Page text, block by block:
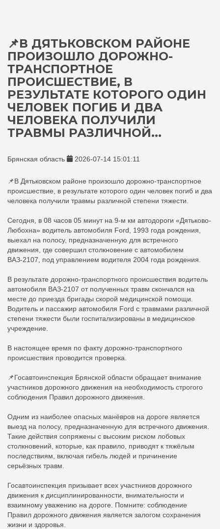
📌В ДЯТЬКОВСКОМ РАЙОНЕ
ПРОИЗОШЛО ДОРОЖНО-
ТРАНСПОРТНОЕ
ПРОИСШЕСТВИЕ, В
РЕЗУЛЬТАТЕ КОТОРОГО ОДИН
ЧЕЛОВЕК ПОГИБ И ДВА
ЧЕЛОВЕКА ПОЛУЧИЛИ
ТРАВМЫ РАЗЛИЧНОЙ...
Брянская область 2026-07-14 15:01:11
📌В Дятьковском районе произошло дорожно-транспортное
происшествие, в результате которого один человек погиб и два
человека получили травмы различной степени тяжести.
Сегодня, в 08 часов 05 минут на 9-м км автодороги «Дятьково-
Любохна» водитель автомобиля Ford, 1993 года рождения,
выехал на полосу, предназначенную для встречного
движения, где совершил столкновение с автомобилем
ВАЗ-2107, под управлением водителя 2004 года рождения.
В результате дорожно-транспортного происшествия водитель
автомобиля ВАЗ-2107 от полученных травм скончался на
месте до приезда бригады скорой медицинской помощи.
Водитель и пассажир автомобиля Ford с травмами различной
степени тяжести были госпитализированы в медицинское
учреждение.
В настоящее время по факту дорожно-транспортного
происшествия проводится проверка.
📌Госавтоинспекция Брянской области обращает внимание
участников дорожного движения на необходимость строгого
соблюдения Правил дорожного движения.
Одним из наиболее опасных манёвров на дороге является
выезд на полосу, предназначенную для встречного движения.
Такие действия сопряжены с высоким риском лобовых
столкновений, которые, как правило, приводят к тяжёлым
последствиям, включая гибель людей и причинение
серьёзных травм.
Госавтоинспекция призывает всех участников дорожного
движения к дисциплинированности, внимательности и
взаимному уважению на дороге. Помните: соблюдение
Правил дорожного движения является залогом сохранения
жизни и здоровья.